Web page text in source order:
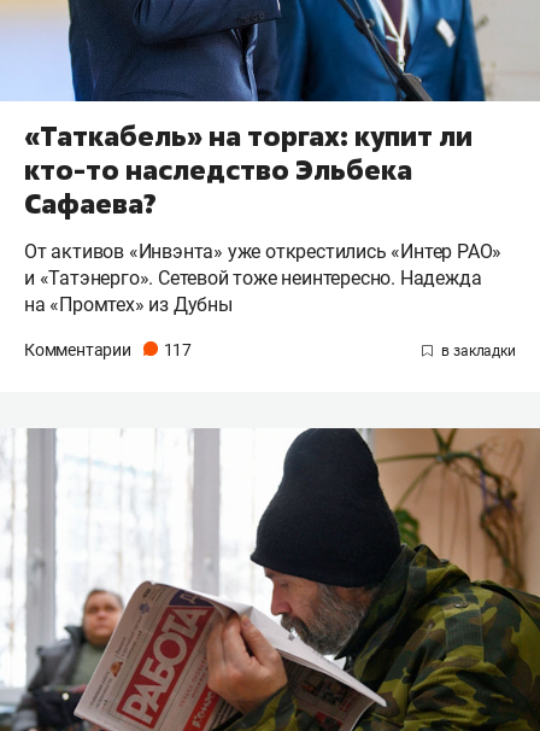
«Таткабель» на торгах: купит ли
кто-то наследство Эльбека
Сафаева?
От активов «Инвэнта» уже открестились «Интер РАО»
и «Татэнерго». Сетевой тоже неинтересно. Надежда
на «Промтех» из Дубны
Комментарии 117